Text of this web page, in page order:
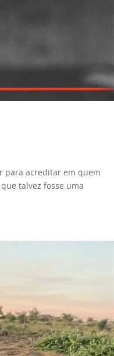
para acreditar em quem
talvez fosse uma